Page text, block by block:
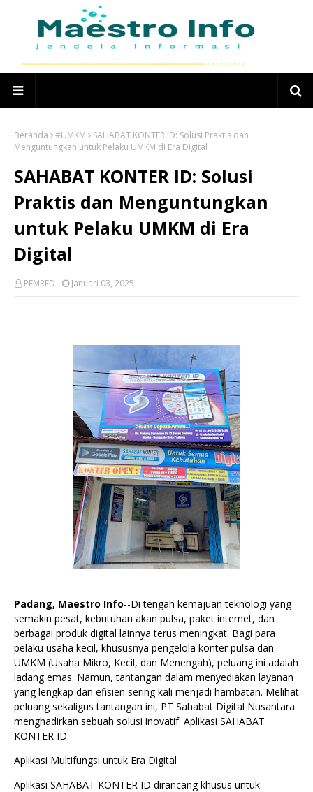
Beranda #UMKM
SAHABAT KONTER ID: Solusi Praktis dan
Menguntungkan untuk Pelaku UMKM di Era Digital
SAHABAT KONTER ID: Solusi
Praktis dan Menguntungkan
untuk Pelaku UMKM di Era
Digital
PEMRED Januari 03, 2025
Padang, Maestro Info--Di tengah kemajuan teknologi yang
semakin pesat, kebutuhan akan pulsa, paket internet, dan
berbagai produk digital lainnya terus meningkat. Bagi para
pelaku usaha kecil, khususnya pengelola konter pulsa dan
UMKM (Usaha Mikro, Kecil, dan Menengah), peluang ini adalah
ladang emas. Namun, tantangan dalam menyediakan layanan
yang lengkap dan efisien sering kali menjadi hambatan. Melihat
peluang sekaligus tantangan ini, PT Sahabat Digital Nusantara
menghadirkan sebuah solusi inovatif: Aplikasi SAHABAT
KONTER ID.
Aplikasi Multifungsi untuk Era Digital
Aplikasi SAHABAT KONTER ID dirancang khusus untuk